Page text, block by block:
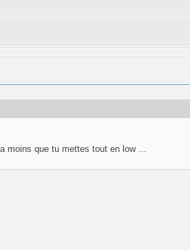
moins que tu mettes tout en low ...